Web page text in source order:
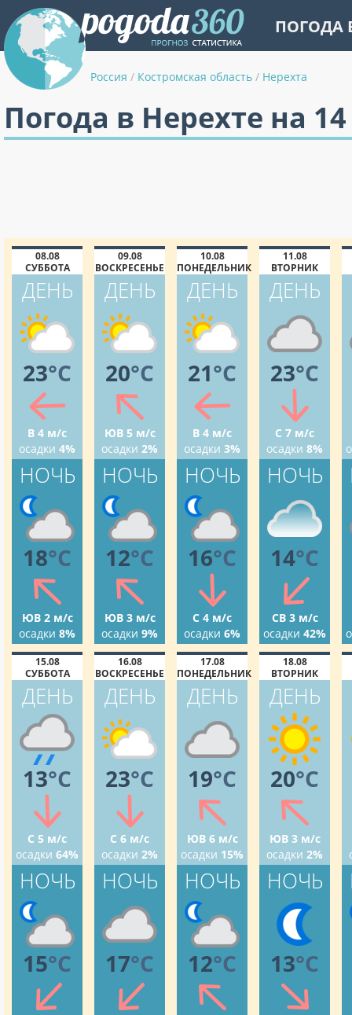
ПОГОДА
Россия / Костромская область / Нерехта
Погода в Нерехте на
08.08
СУББОТА
ДЕНЬ
23°C
В 4 м/с
осадки 4%
НОЧЬ
18°C
ЮВ 2 м/с
осадки 8%
09.08
ВОСКРЕСЕНЬЕ
ДЕНЬ
20°C
ЮВ 5 м/с
осадки 2%
НОЧЬ
12°C
ЮВ 3 м/с
осадки 9%
10.08
ПОНЕДЕЛЬНИК
ДЕНЬ
21°C
В 4 м/с
осадки 3%
НОЧЬ
16°C
С 4 м/с
осадки 6%
11.08
ВТОРНИК
ДЕНЬ
23°C
С 7 м/с
осадки 8%
НОЧЬ
14°C
СВ 3 м/с
осадки 42%
15.08
СУББОТА
ДЕНЬ
13°C
С 5 м/с
осадки 64%
НОЧЬ
15°C
16.08
ВОСКРЕСЕНЬЕ
ДЕНЬ
23°C
С 6 м/с
осадки 2%
НОЧЬ
17°C
17.08
ПОНЕДЕЛЬНИК
ДЕНЬ
19°C
ЮВ 6 м/с
осадки 15%
НОЧЬ
12°C
18.08
ВТОРНИК
ДЕНЬ
20°C
ЮВ 3 м/с
осадки 2%
НОЧЬ
13°C